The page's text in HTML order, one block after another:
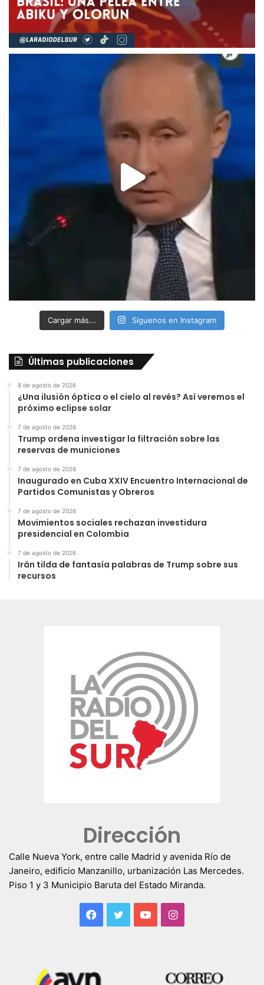
Cargar más... Síguenos en Instagram
Últimas publicaciones
8 de agosto de 2026
¿Una ilusión óptica o el cielo al revés? Así veremos el
próximo eclipse solar
7 de agosto de 2026
Trump ordena investigar la filtración sobre las
reservas de municiones
7 de agosto de 2026
Inaugurado en Cuba XXIV Encuentro Internacional de
Partidos Comunistas y Obreros
7 de agosto de 2026
Movimientos sociales rechazan investidura
presidencial en Colombia
7 de agosto de 2026
Irán tilda de fantasía palabras de Trump sobre sus
recursos
Dirección
Calle Nueva York, entre calle Madrid y avenida Río de
Janeiro, edificio Manzanillo, urbanización Las Mercedes.
Piso 1 y 3 Municipio Baruta del Estado Miranda.
Facebook
TwitterYouTubeInstagram